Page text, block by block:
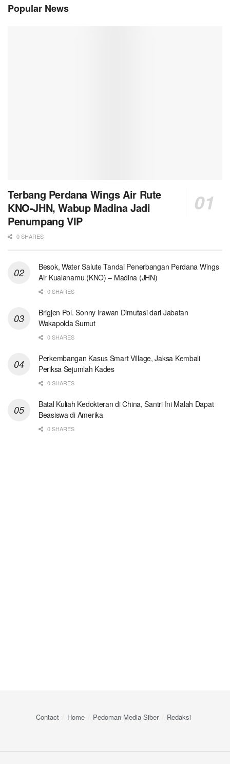
Popular News
Terbang Perdana Wings Air Rute
KNO-JHN, Wabup Madina Jadi
Penumpang VIP
0 SHARES
Besok, Water Salute Tandai Penerbangan Perdana Wings
Air Kualanamu (KNO) – Madina (JHN)
0 SHARES
Brigjen Pol. Sonny Irawan Dimutasi dari Jabatan
Wakapolda Sumut
0 SHARES
Perkembangan Kasus Smart Village, Jaksa Kembali
Periksa Sejumlah Kades
0 SHARES
Batal Kuliah Kedokteran di China, Santri Ini Malah Dapat
Beasiswa di Amerika
0 SHARES
Contact Home Pedoman Media Siber Redaksi